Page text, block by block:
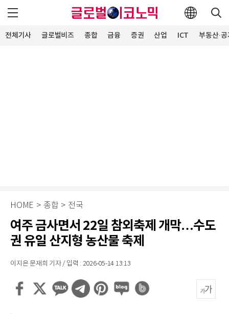
전체기사 글로벌비즈 종합 금융 증권 산업 ICT 부동산·
HOME > 종합 > 전국
여주 금사면서 22일 참외축제 개막…수도
권 유일 산지형 농산물 축제
이지은 문재희 기자 / 입력 : 2026-05-14 13:13